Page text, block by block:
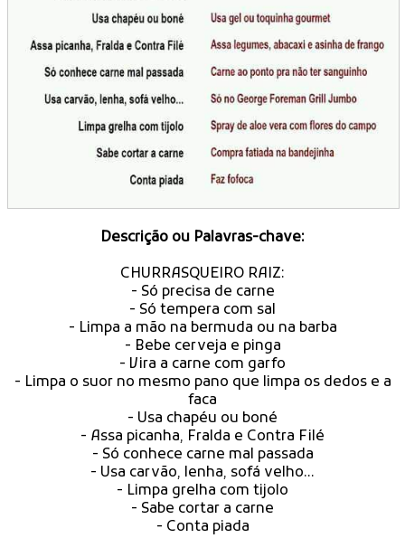
Descrição ou Palavras-chave:
CHURRASQUEIRO RAIZ:
- Só precisa de carne
- Só tempera com sal
- Limpa a mão na bermuda ou na barba
- Bebe cerveja e pinga
- Vira a carne com garfo
- Limpa o suor no mesmo pano que limpa os dedos e a
faca
- Usa chapéu ou boné
- Assa picanha, Fralda e Contra Filé
- Só conhece carne mal passada
- Usa carvão, lenha, sofá velho...
- Limpa grelha com tijolo
- Sabe cortar a carne
- Conta piada